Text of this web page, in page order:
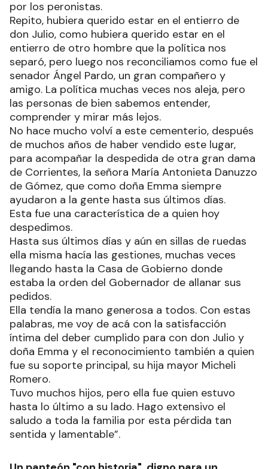
por los peronistas.
Repito, hubiera querido estar en el entierro de
don Julio, como hubiera querido estar en el
entierro de otro hombre que la política nos
separó, pero luego nos reconciliamos como fue el
senador Ángel Pardo, un gran compañero y
amigo. La política muchas veces nos aleja, pero
las personas de bien sabemos entender,
comprender y mirar más lejos.
No hace mucho volví a este cementerio, después
de muchos años de haber vendido este lugar,
para acompañar la despedida de otra gran dama
de Corrientes, la señora María Antonieta Danuzzo
de Gómez, que como doña Emma siempre
ayudaron a la gente hasta sus últimos días.
Esta fue una característica de a quien hoy
despedimos.
Hasta sus últimos días y aún en sillas de ruedas
ella misma hacía las gestiones, muchas veces
llegando hasta la Casa de Gobierno donde
estaba la orden del Gobernador de allanar sus
pedidos.
Ella tendía la mano generosa a todos. Con estas
palabras, me voy de acá con la satisfacción
íntima del deber cumplido para con don Julio y
doña Emma y el reconocimiento también a quien
fue su soporte principal, su hija mayor Micheli
Romero.
Tuvo muchos hijos, pero ella fue quien estuvo
hasta lo último a su lado. Hago extensivo el
saludo a toda la familia por esta pérdida tan
sentida y lamentable”.